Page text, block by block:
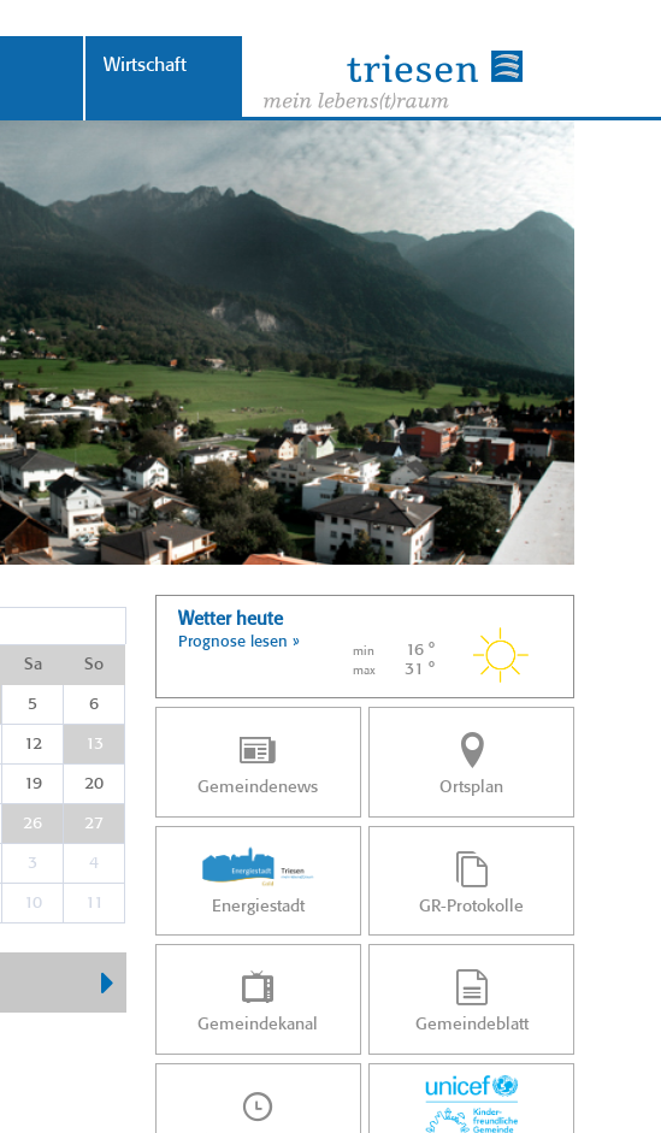
Wirtschaft
Sa So
5 6
12 13
19 20
26 27
3 4
10 11
Wetter heute
Prognose lesen »
min 16 °
max 31 °
Gemeindenews Ortsplan
Energiestadt GR-Protokolle
Gemeindekanal Gemeindeblatt